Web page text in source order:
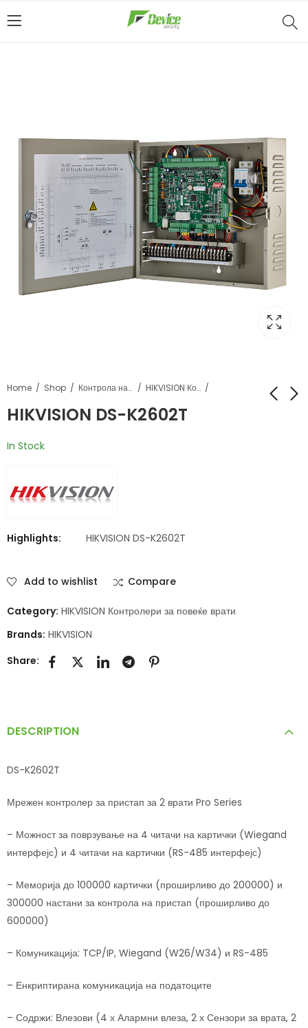
Home Shop Контрола на пристап HIKVISION Контролери за повеќе врати
HIKVISION DS-K2602T
In Stock
Highlights: HIKVISION DS-K2602T
Add to wishlist Compare
Category: HIKVISION Контролери за повеќе врати
Brands: HIKVISION
Share:
DESCRIPTION
DS-K2602T
Мрежен контролер за пристап за 2 врати Pro Series
– Можност за поврзување на 4 читачи на картички (Wiegand
интерфејс) и 4 читачи на картички (RS-485 интерфејс)
– Меморија до 100000 картички (проширливо до 200000) и
300000 настани за контрола на пристап (проширливо до
600000)
– Комуникација: TCP/IP, Wiegand (W26/W34) и RS-485
– Енкриптирана комуникација на податоците
– Содржи: Влезови (4 х Алармни влеза, 2 х Сензори за врата, 2